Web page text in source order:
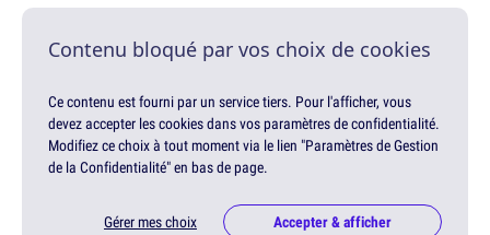
Contenu bloqué par vos choix de cookies
Ce contenu est fourni par un service tiers. Pour l'afficher, vous
devez accepter les cookies dans vos paramètres de confidentialité.
Modifiez ce choix à tout moment via le lien "Paramètres de Gestion
de la Confidentialité" en bas de page.
Gérer mes choix Accepter & afficher